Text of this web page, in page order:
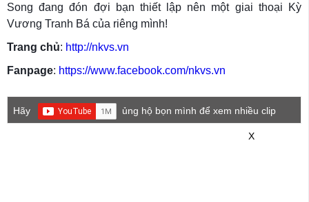
Song đang đón đợi bạn thiết lập nên một giai thoại Kỳ
Vương Tranh Bá của riêng mình!
Trang chủ: http://nkvs.vn
Fanpage: https://www.facebook.com/nkvs.vn
Hãy
ủng hộ bọn mình để xem nhiều clip
X